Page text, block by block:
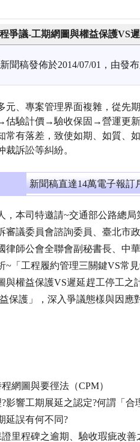
爭議-工期網圖與權益保護VS
聞稿發佈於2014/07/01，由發
元、專案管理界面複雜，從
驗計價→驗收保固→營運更新
常有落差，致使如期、如質、
訴訟等糾紛。
新聞稿直達14萬電子報訂
，本司特邀請~交通部公路總
審議委員會諮詢委員、臺北市
律師公會全聯會副秘書長、中
~「工程履約管理三關鍵VS常
與權益保護VS遲延趕工停工之
保護」，深入爭議態樣與因應
網圖與要徑法（CPM）
響工期展延之認定?何謂「合
誤有何不同?
程碑之逾期、驗收瑕疵改善